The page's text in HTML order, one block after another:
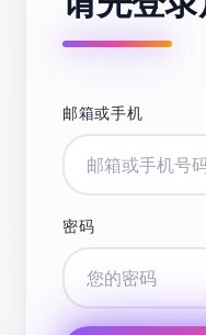
邮箱或手机
密码